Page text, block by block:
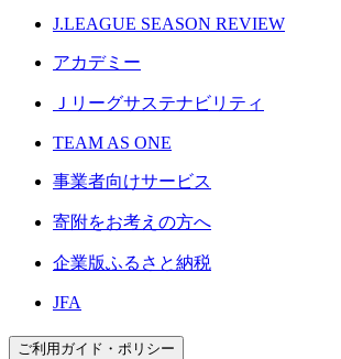
J.LEAGUE SEASON REVIEW
アカデミー
Ｊリーグサステナビリティ
TEAM AS ONE
事業者向けサービス
寄附をお考えの方へ
企業版ふるさと納税
JFA
ご利用ガイド・ポリシー